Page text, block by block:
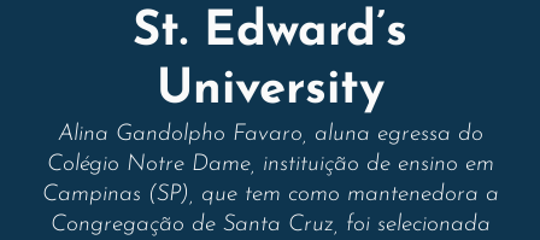
St. Edward’s
University
Alina Gandolpho Favaro, aluna egressa do
Colégio Notre Dame, instituição de ensino em
Campinas (SP), que tem como mantenedora a
Congregação de Santa Cruz, foi selecionada